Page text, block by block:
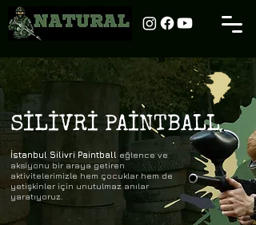
SİLİVRİ PAİNTBALL
İstanbul Silivri Paintball eğlence ve
aksiyonu bir araya getiren
aktivitelerimizle hem çocuklar hem de
yetişkinler için unutulmaz anılar
yaratıyoruz.